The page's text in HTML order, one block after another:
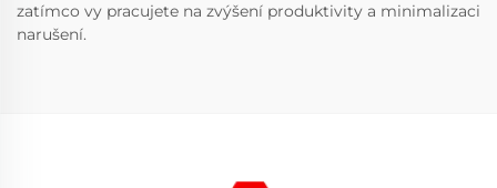
zatímco vy pracujete na zvýšení produktivity a minimalizaci
narušení.